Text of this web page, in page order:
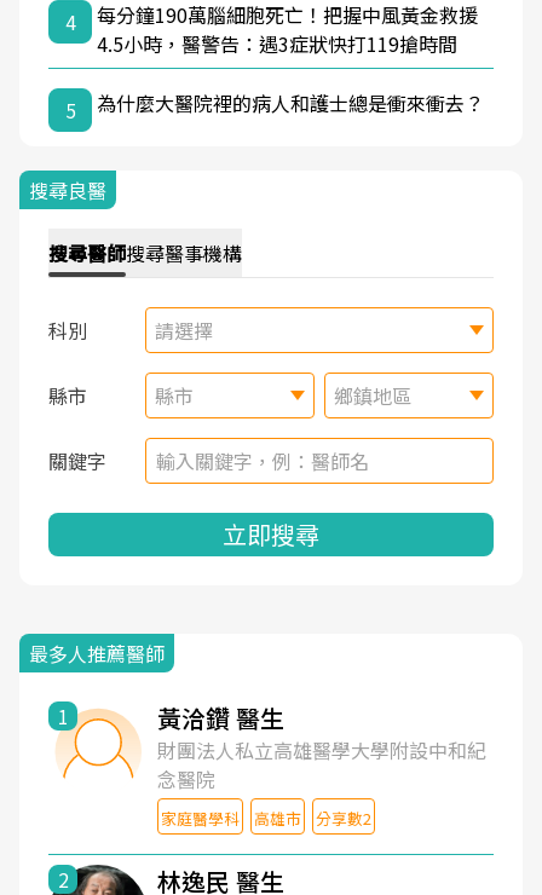
4
每分鐘190萬腦細胞死亡！把握中風黃金救援
4.5小時，醫警告：遇3症狀快打119搶時間
5 為什麼大醫院裡的病人和護士總是衝來衝去？
搜尋良醫
搜尋醫師搜尋醫事機構
科別 請選擇
縣市 縣市 鄉鎮地區
關鍵字
立即搜尋
最多人推薦醫師
1 黃洽鑽 醫生
財團法人私立高雄醫學大學附設中和紀
念醫院
家庭醫學科 高雄市 分享數2
2 林逸民 醫生